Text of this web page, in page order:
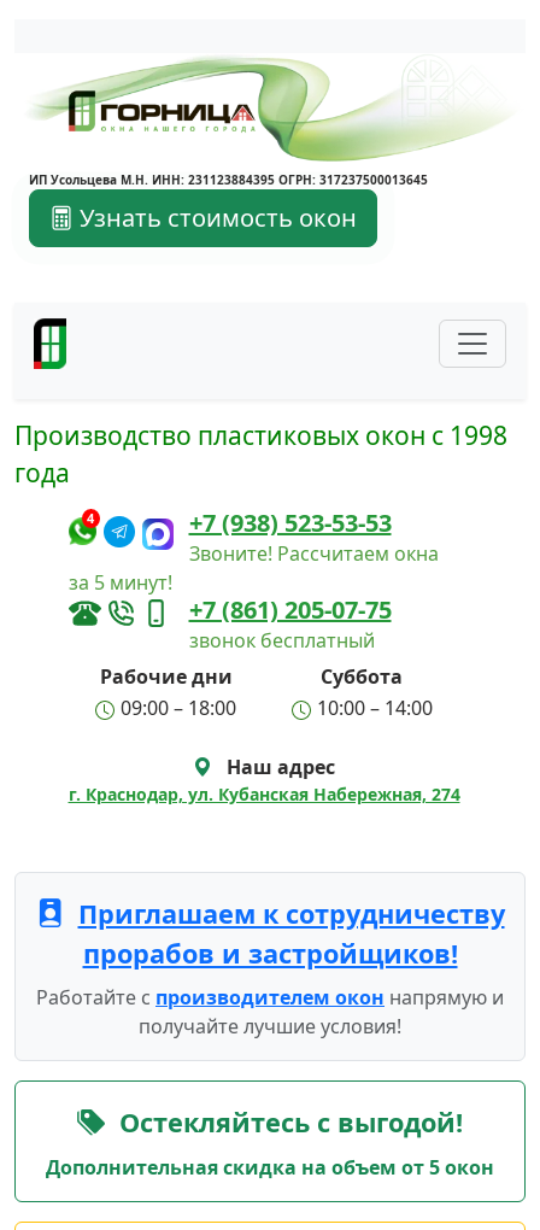
Написать в Max
Написать в Telegram
ИП Усольцева М.Н. ИНН: 231123884395 ОГРН: 317237500013645
Узнать стоимость окон
Производство пластиковых окон с 1998
года
4 +7 (938) 523-53-53
Звоните! Рассчитаем окна
за 5 минут!
+7 (861) 205-07-75
звонок бесплатный
Рабочие дни
Суббота
09:00 – 18:00
10:00 – 14:00
Наш адрес
г. Краснодар, ул. Кубанская Набережная, 274
Приглашаем к сотрудничеству
прорабов и застройщиков!
Работайте с производителем окон напрямую и
получайте лучшие условия!
Остекляйтесь с выгодой!
Дополнительная скидка на объем от 5 окон